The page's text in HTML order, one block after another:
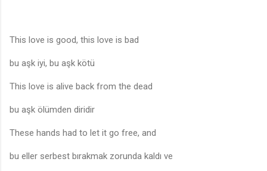
This love is good, this love is bad
bu aşk iyi, bu aşk kötü
This love is alive back from the dead
bu aşk ölümden diridir
These hands had to let it go free, and
bu eller serbest bırakmak zorunda kaldı ve